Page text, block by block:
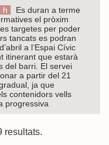
h
Es duran a terme
el pròxim
targetes per poder
tancats es podran
a l’Espai Cívic
itinerant que estarà
del barri. El servei
a partir del 21
ja que
contenidors vells
progressiva
resultats.